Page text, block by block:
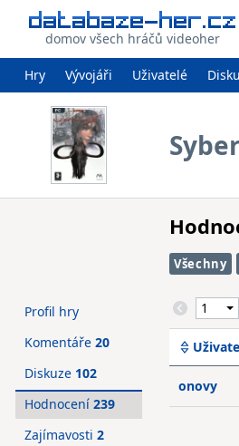
domov všech hráčů videoher
Hry Vývojáři Uživatelé
Všechny
onovy
Profil hry
Komentáře 20
Diskuze 102
Hodnocení 239
Zajímavosti 2